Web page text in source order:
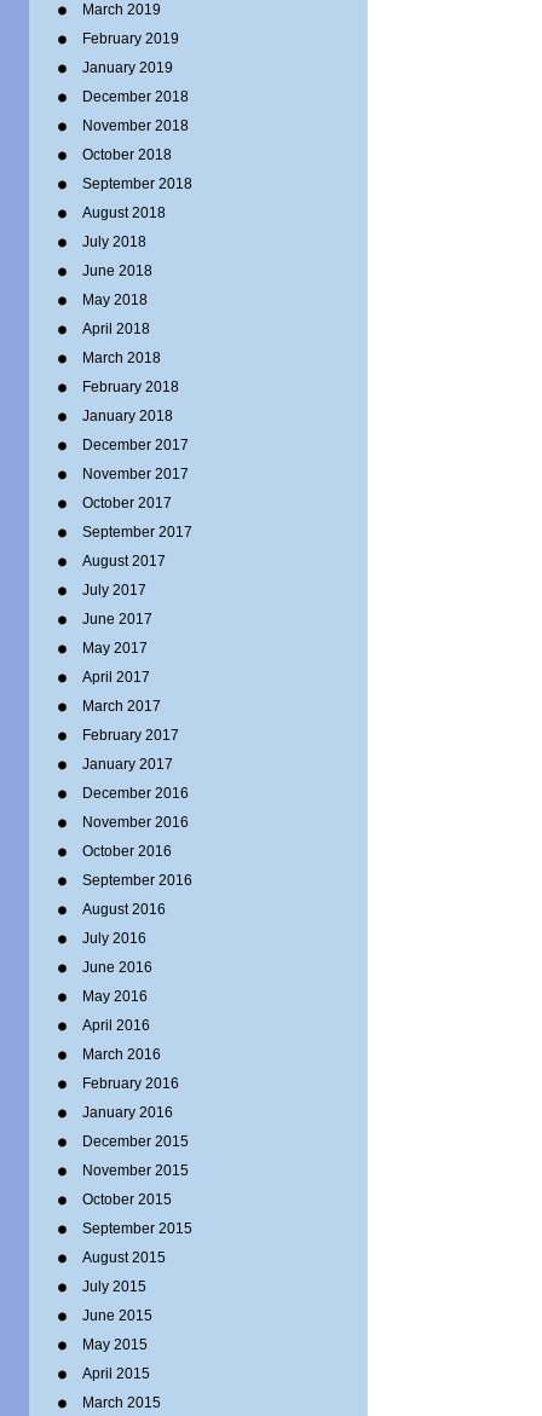
March 2019
February 2019
January 2019
December 2018
November 2018
October 2018
September 2018
August 2018
July 2018
June 2018
May 2018
April 2018
March 2018
February 2018
January 2018
December 2017
November 2017
October 2017
September 2017
August 2017
July 2017
June 2017
May 2017
April 2017
March 2017
February 2017
January 2017
December 2016
November 2016
October 2016
September 2016
August 2016
July 2016
June 2016
May 2016
April 2016
March 2016
February 2016
January 2016
December 2015
November 2015
October 2015
September 2015
August 2015
July 2015
June 2015
May 2015
April 2015
March 2015